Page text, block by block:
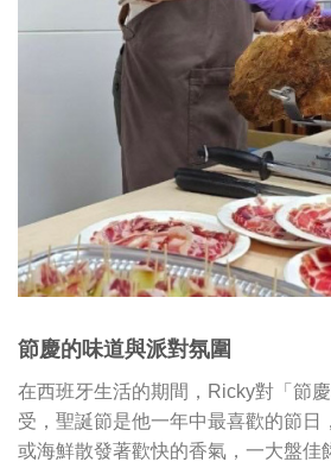
節慶的味道與派對氛圍
在西班牙生活的期間，Ricky對「節
受，聖誕節是他一年中最喜歡的節日
或海鮮散發著歡快的香氣，一大盤佳